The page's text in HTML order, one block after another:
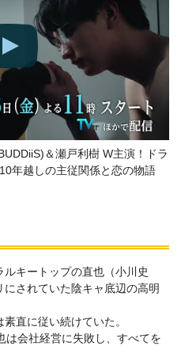
＆瀬戸利樹 W主演！ドラ
年越しの主従関係と恋の物語
キートップの直也（小川史
されていた陰キャ底辺の高明
直に従い続けていた。
は会社経営に失敗し、すべてを